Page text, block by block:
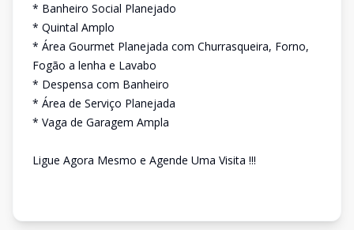
* Banheiro Social Planejado
* Quintal Amplo
* Área Gourmet Planejada com Churrasqueira, Forno,
Fogão a lenha e Lavabo
* Despensa com Banheiro
* Área de Serviço Planejada
* Vaga de Garagem Ampla
Ligue Agora Mesmo e Agende Uma Visita !!!